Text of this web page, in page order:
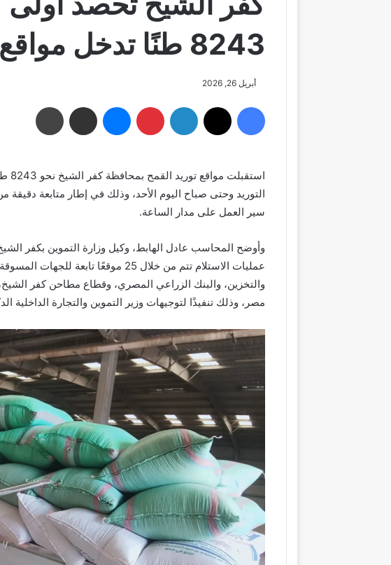
8243 طنًا تدخل مواقع التوريد
أبريل 26, 2026
فيسبوك لينكدإن بينتيريست ماسنجر مشاركة عبر البريد
التوريد وحتى صباح اليوم الأحد، وذلك في إطار متابعة
سير العمل على مدار الساعة.
وأوضح المحاسب عادل الهابط، وكيل وزارة التموين بكفر
عمليات الاستلام تتم من خلال 25 موقعًا
والتخزين، والبنك الزراعي المصري، وقطاع مطاحن كفر
مصر، وذلك تنفيذًا لتوجيهات وزير التموين والتجارة الداخلية